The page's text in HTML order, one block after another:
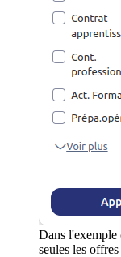
Dans l'exemple
seules les